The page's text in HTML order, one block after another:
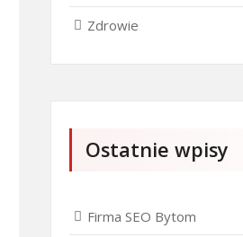
Zdrowie
Ostatnie wpisy
Firma SEO Bytom